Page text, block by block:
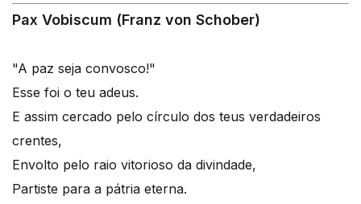
Pax Vobiscum (Franz von Schober)
"A paz seja convosco!"
Esse foi o teu adeus.
E assim cercado pelo círculo dos teus verdadeiros
crentes,
Envolto pelo raio vitorioso da divindade,
Partiste para a pátria eterna.